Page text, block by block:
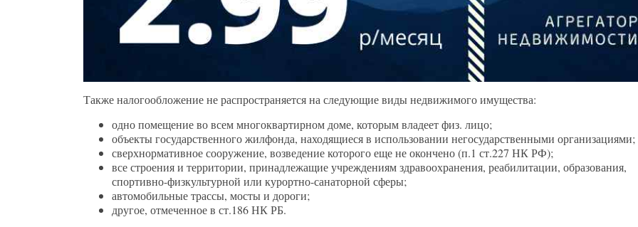
Также налогообложение не распространяется на следующие виды недвижимого имущества:
одно помещение во всем многоквартирном доме, которым владеет физ. лицо;
объекты государственного жилфонда, находящиеся в использовании негосударственными организациями;
сверхнормативное сооружение, возведение которого еще не окончено (п.1 ст.227 НК РФ);
все строения и территории, принадлежащие учреждениям здравоохранения, реабилитации, образования,
спортивно-физкультурной или курортно-санаторной сферы;
автомобильные трассы, мосты и дороги;
другое, отмеченное в ст.186 НК РБ.